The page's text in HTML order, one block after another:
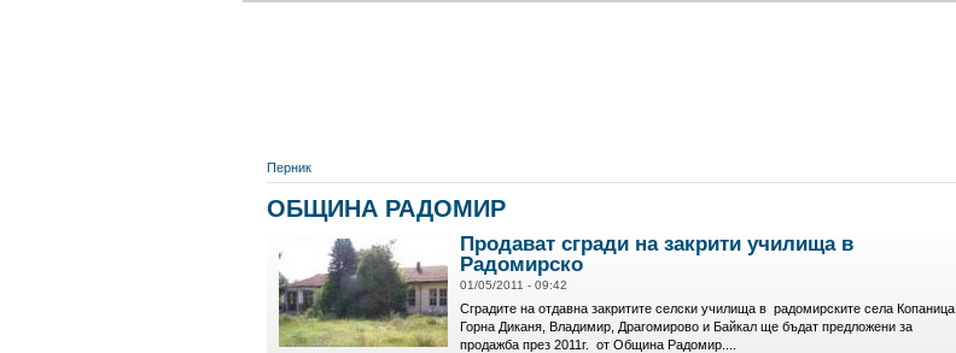
Перник
ОБЩИНА РАДОМИР
Продават сгради на закрити училища в
Радомирско
01/05/2011 - 09:42
Сградите на отдавна закритите селски училища в радомирските села Копаница,
Горна Диканя, Владимир, Драгомирово и Байкал ще бъдат предложени за
продажба през 2011г. от Община Радомир....